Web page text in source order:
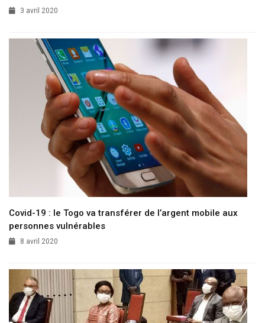
3 avril 2020
Covid-19 : le Togo va transférer de l’argent mobile aux
personnes vulnérables
8 avril 2020